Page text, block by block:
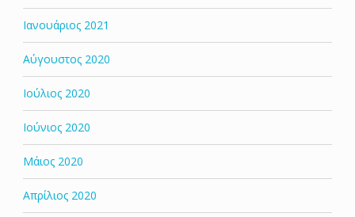
Ιανουάριος 2021
Αύγουστος 2020
Ιούλιος 2020
Ιούνιος 2020
Μάιος 2020
Απρίλιος 2020